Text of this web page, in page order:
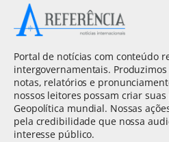
Portal de notícias com conteúdo
intergovernamentais.
notas, relatórios e
nossos leitores possam criar
Geopolítica mundial. Nossas
pela credibilidade que nossa
interesse público.